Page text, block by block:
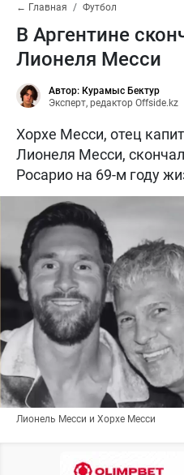
← Главная Футбол
В Аргентине
Лионеля Месси
Автор: Курамыс Бектур
Эксперт, редактор Offside.kz
Хорхе Месси, отец
Лионеля Месси,
Росарио на 69-м году
Лионель Месси и Хорхе Месси